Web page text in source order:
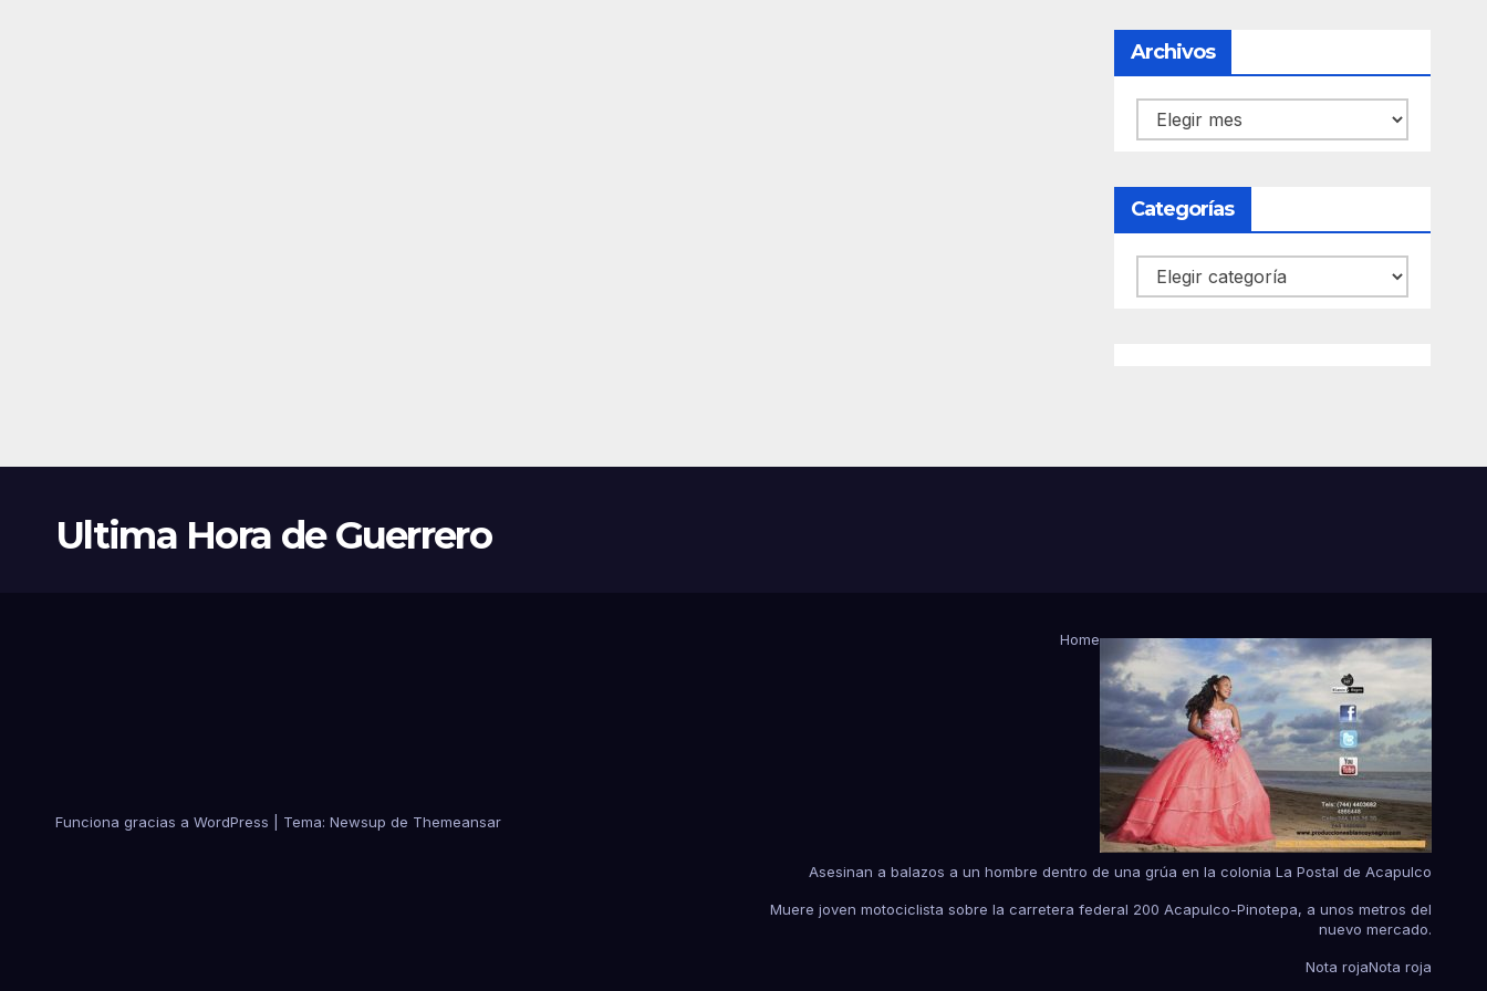
Archivos
Archivos
Categorías
Categorías
Ultima Hora de Guerrero
Funciona gracias a WordPress Tema: Newsup de Themeansar
Home
Asesinan a balazos a un hombre dentro de una grúa en la colonia La Postal de Acapulco
Muere joven motociclista sobre la carretera federal 200 Acapulco-Pinotepa, a unos metros del
nuevo mercado.
Nota rojaNota roja